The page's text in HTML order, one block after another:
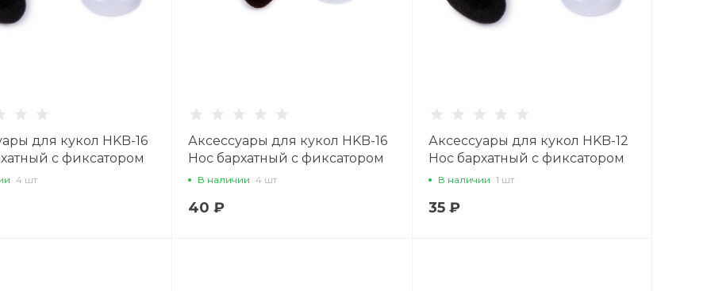
для кукол HKB-16
с фиксатором
мм, 1 шт., черный
4 шт
Аксессуары для кукол HKB-16
Нос бархатный с фиксатором
16 мм x 13 мм, 1 шт.,
В наличии 4 шт
40 ₽
Аксессуары для кукол HKB-12
Нос бархатный с фиксатором
12 мм x 11 мм,1 шт., черный
В наличии 1 шт
35 ₽